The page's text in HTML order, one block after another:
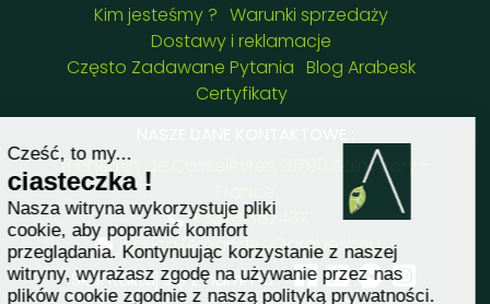
Kim jesteśmy ? Warunki sprzedaży
Dostawy i reklamacje
Często Zadawane Pytania Blog Arabesk
Certyfikaty
8 chemin de Casselèvres, 31790 Saint Jory -
+33781382437
jessica.fernandes@arabesk.eu
Skontaktuj się z nami na :